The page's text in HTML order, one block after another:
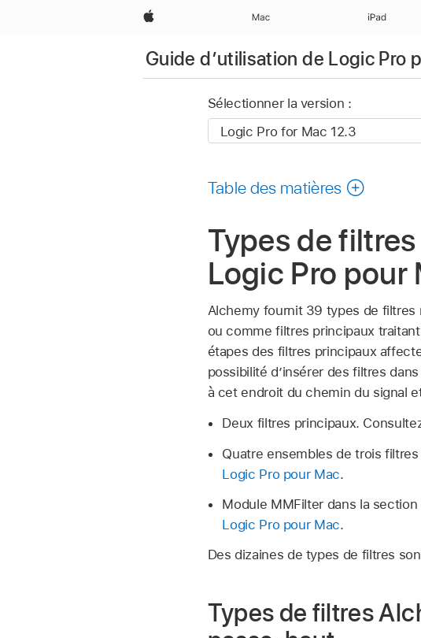
Apple Mac iPad
Guide d’utilisation de Logic Pro
Sélectionner la version :
Table des matières
Types de
Logic Pro pour
Alchemy fournit 39 types de filtres
ou comme filtres principaux
étapes des filtres principaux
possibilité d’insérer des filtres
à cet endroit du chemin du signal
Deux filtres principaux.
Quatre ensembles de trois
Logic Pro pour Mac.
Module MMFilter dans la
Logic Pro pour Mac.
Des dizaines de types de filtres
Types de filtres